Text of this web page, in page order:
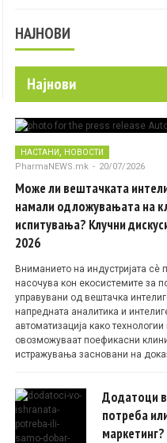
НАЈНОВИ
Најнови
НАСТАНИ , НОВОСТИ
PharmaNEWS.mk - 20/07/2026
Може ли вештачката
намали одложувањата на
испитувања? Клучни
2026
Вниманието на индустријата сè
насочува кон екосистемите за
управувани од вештачка
напредната аналитика и
автоматизација како технологии
овозможуваат поефикасни
истражувања засновани на
Додатоци
потреба